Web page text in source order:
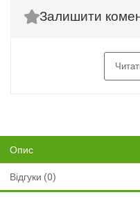
Залишити
Опис
Відгуки (0)